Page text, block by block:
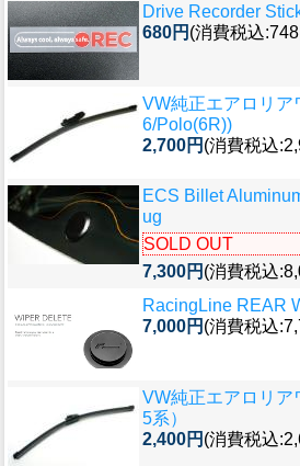
Drive Recorder
680円 (消費税込
VW純正エアロリア
6/Polo(6R))
2,700円 (消費税込
ECS Billet
ug
SOLD OUT
7,300円 (消費税込
RacingLine REAR
7,000円 (消費税込
VW純正エアロリア
5系）
2,400円 (消費税込